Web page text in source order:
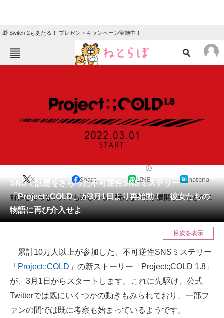
🎁 Switch 2もあたる！ プレゼントキャンペーン実施中！
クイズ
グルメ 地域
教育・育児
会員記事
メディア
注目記事を集めた総合ページ
スマホと通信の最新トレンド
好きが集まる 比べて選べる
SNSで話題をさらった不可逆性SNSミステリー
「Project:;COLD」が3月1日より再始動！ 彼女たちの
物語に再び介入せよ
X Share LINE hatena
前作を知らない人でも楽しめる、新たな事件が展開されるとのこ
と。
目次を表示
累計10万人以上が参加した、不可逆性SNSミステリー
「 Project:;COLD 」の新ストーリー「Project:;COLD 1.8」
が、3月1日からスタートします。これに先駆け、公式
Twitterでは既にいくつかの動きもみられており、一部フ
ァンの間では既に考察も始まっているようです。